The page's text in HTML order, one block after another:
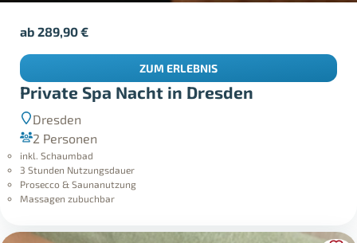
Private Spa Nacht in Dresden
Dresden
2 Personen
inkl. Schaumbad
3 Stunden Nutzungsdauer
Prosecco & Saunanutzung
Massagen zubuchbar
ab289,90€
ZUM ERLEBNIS